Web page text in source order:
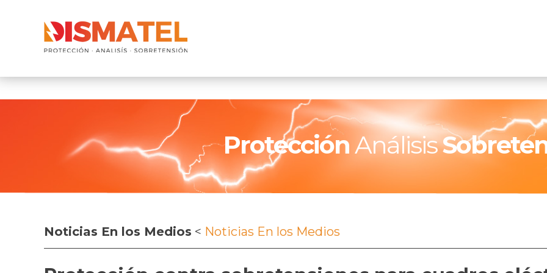
ProtecciónAnálisis
Noticias En los Medios < Noticias En los Medios